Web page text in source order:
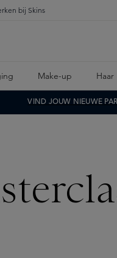
bij Skins
Make-up Haar
VIND JOUW NIEUWE